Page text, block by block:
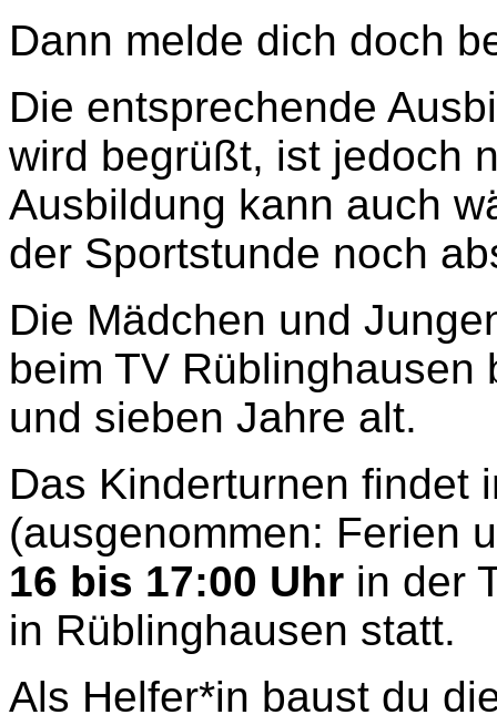
Dann melde dich doch
Die entsprechende
wird begrüßt, ist jedoch
Ausbildung kann auch
der Sportstunde noch
Die Mädchen und
beim TV
und sieben Jahre alt.
Das Kinderturnen findet
(ausgenommen: Ferien
16 bis 17:00 Uhr in der
in Rüblinghausen statt.
Als Helfer*in baust du